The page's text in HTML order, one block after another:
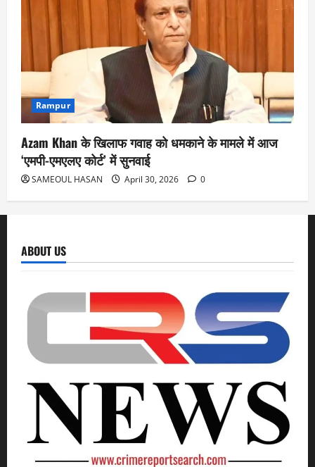
Rampur
Azam Khan के खिलाफ गवाह को धमकाने के मामले में आज
‘एमपी-एमएलए कोर्ट’ में सुनवाई
SAMEOUL HASAN April 30, 2026 0
ABOUT US